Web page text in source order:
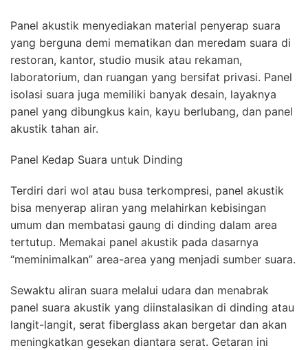
Panel akustik menyediakan material penyerap suara
yang berguna demi mematikan dan meredam suara di
restoran, kantor, studio musik atau rekaman,
laboratorium, dan ruangan yang bersifat privasi. Panel
isolasi suara juga memiliki banyak desain, layaknya
panel yang dibungkus kain, kayu berlubang, dan panel
akustik tahan air.
Panel Kedap Suara untuk Dinding
Terdiri dari wol atau busa terkompresi, panel akustik
bisa menyerap aliran yang melahirkan kebisingan
umum dan membatasi gaung di dinding dalam area
tertutup. Memakai panel akustik pada dasarnya
“meminimalkan” area-area yang menjadi sumber suara.
Sewaktu aliran suara melalui udara dan menabrak
panel suara akustik yang diinstalasikan di dinding atau
langit-langit, serat fiberglass akan bergetar dan akan
meningkatkan gesekan diantara serat. Getaran ini